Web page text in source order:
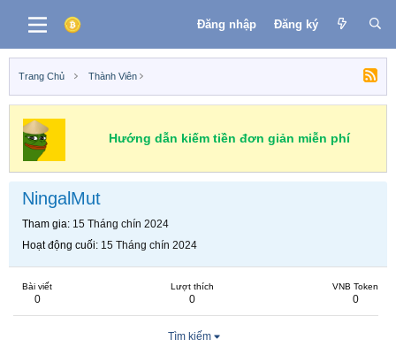
Đăng nhập Đăng ký
Trang Chủ Thành Viên
Hướng dẫn kiếm tiền đơn giản miễn phí
NingalMut
Tham gia 15 Tháng chín 2024
Hoạt động cuối 15 Tháng chín 2024
Bài viết
0
Lượt thích
0
VNB Token
0
Tìm kiếm